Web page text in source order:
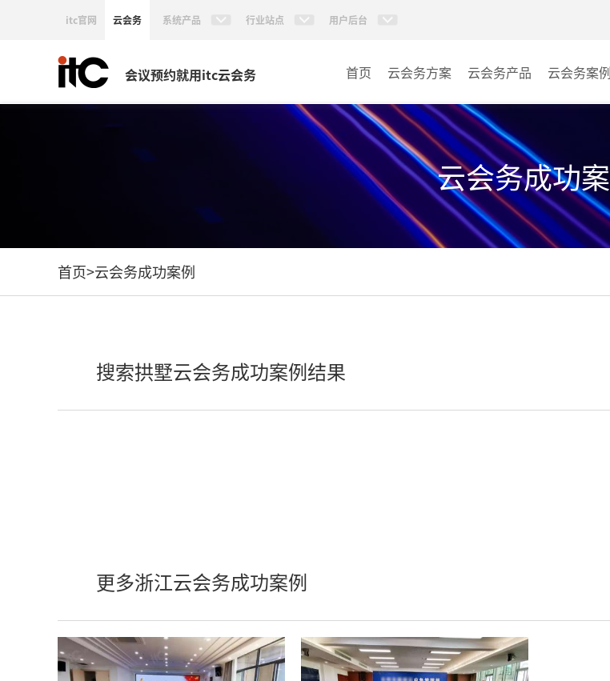
itc官网 云会务 系统产品 行业站点 用户后台
会议预约就用itc云会务 首页 云会务方案 云会务产品
多媒体信息发布系统
AI智慧展厅系统
AI百城视界系统
AI智慧排队叫号管理软件
云会务案例
教室
客房
其它
云会务成功
首页>云会务成功案例
搜索拱墅云会务成功案例结果
更多浙江云会务成功案例